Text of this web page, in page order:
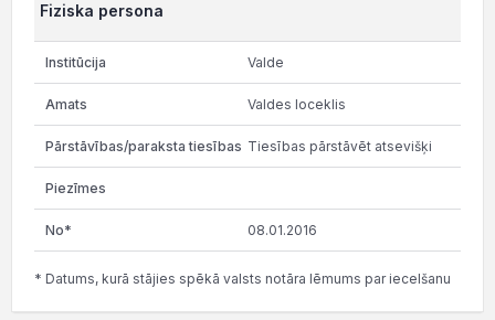
Fiziska persona
Valde
Valdes loceklis
Tiesības pārstāvēt atsevišķi
08.01.2016
* Datums, kurā stājies spēkā valsts notāra lēmums par iecelšanu